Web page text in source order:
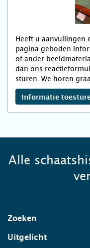
Heeft u aanvullingen
pagina geboden
of ander
dan ons
sturen. We horen
Informatie
Alle
Zoeken
Uitgelicht